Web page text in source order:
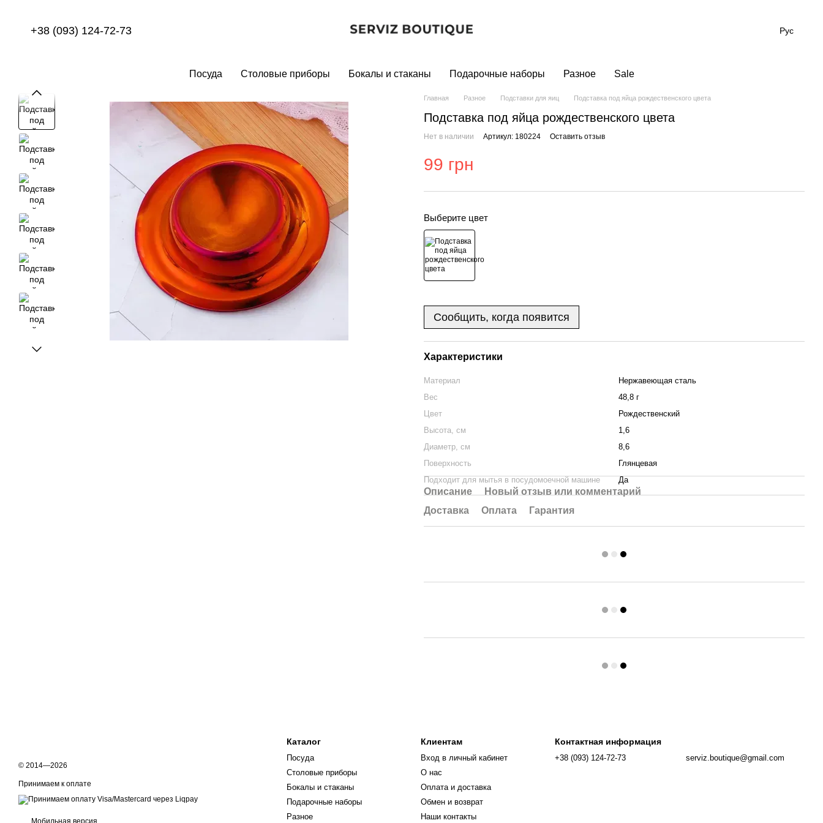
+38 (093) 124-72-73 Рус
Посуда Столовые приборы Бокалы и стаканы Подарочные наборы Разное Sale
Главная Разное Подставки для яиц Подставка под яйца рождественского цвета
Подставка под яйца рождественского цвета
Нет в наличии Артикул: 180224 Оставить отзыв
99 грн
Выберите цвет
Сообщить, когда появится
Характеристики
Материал
Нержавеющая сталь
Вес
48,8 г
Цвет
Рождественский
Высота, см
1,6
Диаметр, см
8,6
Поверхность
Глянцевая
Подходит для мытья в посудомоечной машине
Да
Описание
Новый отзыв или комментарий
Доставка
Оплата Гарантия
© 2014—2026
Принимаем к оплате
Мобильная версия
Каталог
Посуда
Столовые приборы
Бокалы и стаканы
Подарочные наборы
Разное
Клиентам
Вход в личный кабинет
О нас
Оплата и доставка
Обмен и возврат
Наши контакты
Контактная информация
+38 (093) 124-72-73 serviz.boutique@gmail.com